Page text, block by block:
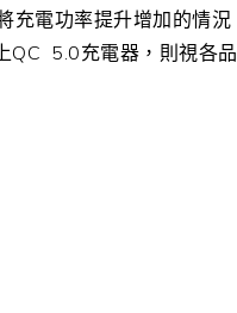
充電功率提升增加的情況
QC 5.0充電器，則視各品